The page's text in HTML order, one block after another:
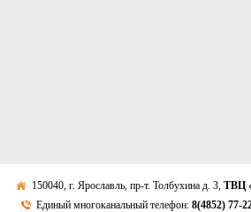
150040, г. Ярославль, пр-т. Толбухина д. 3,ТВЦ
Единый многоканальный телефон:8(4852) 77-